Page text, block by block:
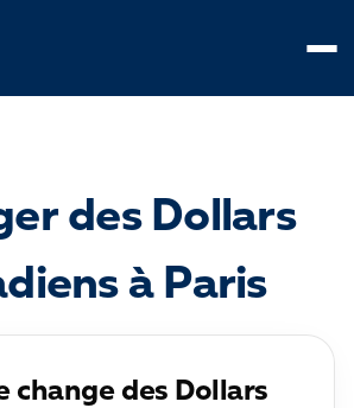
des Dollars
à Paris
change des Dollars